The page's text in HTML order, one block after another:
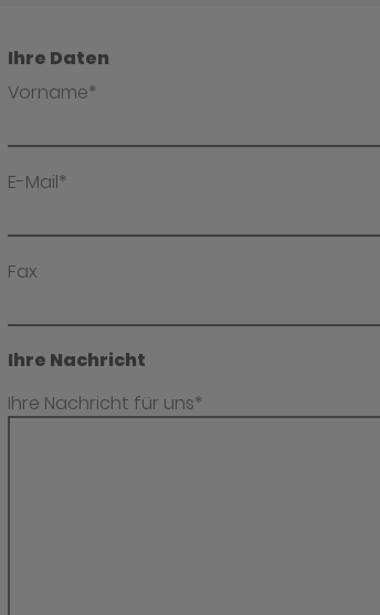
Ihre Daten
Vorname*
E-Mail*
Fax
Ihre Nachricht
Ihre Nachricht für uns*